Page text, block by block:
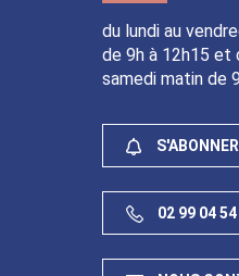
du lundi au
de 9h à 12h15 et
samedi matin de
02 99 04